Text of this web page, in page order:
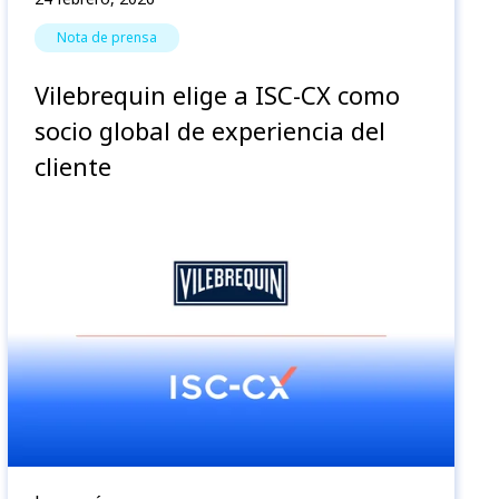
Nota de prensa
Vilebrequin elige a ISC-CX como
socio global de experiencia del
cliente